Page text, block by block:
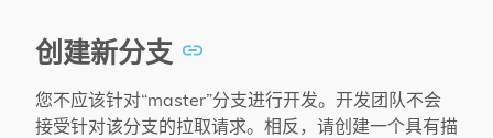
创建新分支
您不应该针对“master”分支进行开发。开发团队不会
接受针对该分支的拉取请求。相反，请创建一个具有描